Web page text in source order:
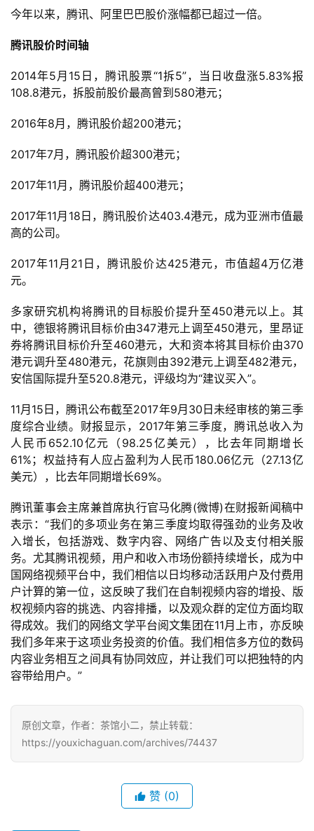
戏
界
手
游
单
机
游
戏
闲
游
戏
2
0
2
5
第
十
届
金
茶
奖
7
月
3
日
游
今年以来，腾讯、阿里巴巴股价涨幅都已超过一倍。
腾讯股价时间轴
2014年5月15日，腾讯股票“1拆5”，当日收盘涨5.83%报
108.8港元，拆股前股价最高曾到580港元；
2016年8月，腾讯股价超200港元；
2017年7月，腾讯股价超300港元；
2017年11月，腾讯股价超400港元；
2017年11月18日，腾讯股价达403.4港元，成为亚洲市值最
高的公司。
2017年11月21日，腾讯股价达425港元，市值超4万亿港
元。
多家研究机构将腾讯的目标股价提升至450港元以上。其
中，德银将腾讯目标价由347港元上调至450港元，里昂证
券将腾讯目标价升至460港元，大和资本将其目标价由370
港元调升至480港元，花旗则由392港元上调至482港元，
安信国际提升至520.8港元，评级均为“建议买入”。
11月15日，腾讯公布截至2017年9月30日未经审核的第三季
度综合业绩。财报显示，2017年第三季度，腾讯总收入为
人民币652.10亿元（98.25亿美元），比去年同期增长
61%；权益持有人应占盈利为人民币180.06亿元（27.13亿
美元），比去年同期增长69%。
腾讯董事会主席兼首席执行官马化腾(微博)在财报新闻稿中
表示：“我们的多项业务在第三季度均取得强劲的业务及收
入增长，包括游戏、数字内容、网络广告以及支付相关服
务。尤其腾讯视频，用户和收入市场份额持续增长，成为中
国网络视频平台中，我们相信以日均移动活跃用户及付费用
户计算的第一位，这反映了我们在自制视频内容的增投、版
权视频内容的挑选、内容排播，以及观众群的定位方面均取
得成效。我们的网络文学平台阅文集团在11月上市，亦反映
我们多年来于这项业务投资的价值。我们相信多方位的数码
内容业务相互之间具有协同效应，并让我们可以把独特的内
容带给用户。”
原创文章，作者：茶馆小二，禁止转载：
https://youxichaguan.com/archives/74437
赞 (0)